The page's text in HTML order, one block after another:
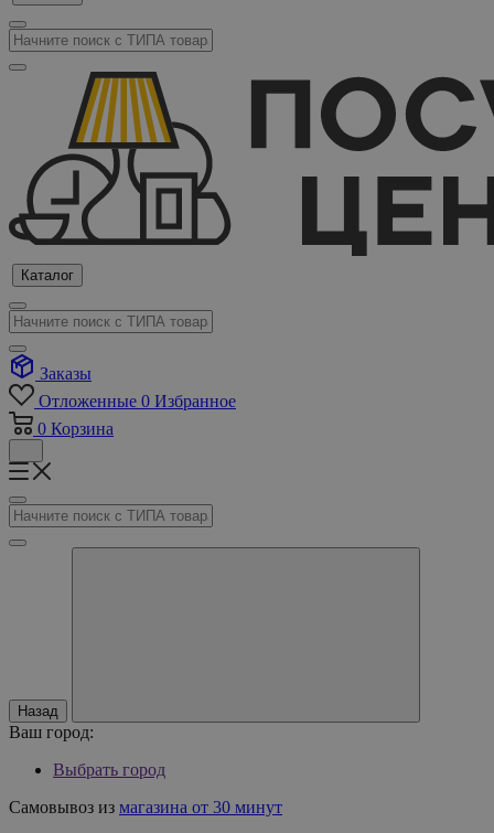
Каталог
Заказы
Отложенные 0 Избранное
0 Корзина
Назад
Ваш город:
Выбрать город
Самовывоз из магазина от 30 минут